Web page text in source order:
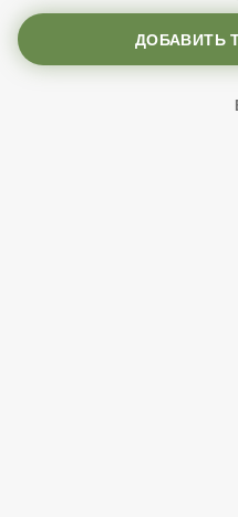
ДОБАВИТЬ